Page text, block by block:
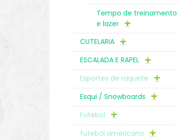
Tempo de treinamento
e lazer
CUTELARIA
ESCALADA E RAPEL
Esportes de raquete
Esqui / Snowboards
Futebol
futebol americano